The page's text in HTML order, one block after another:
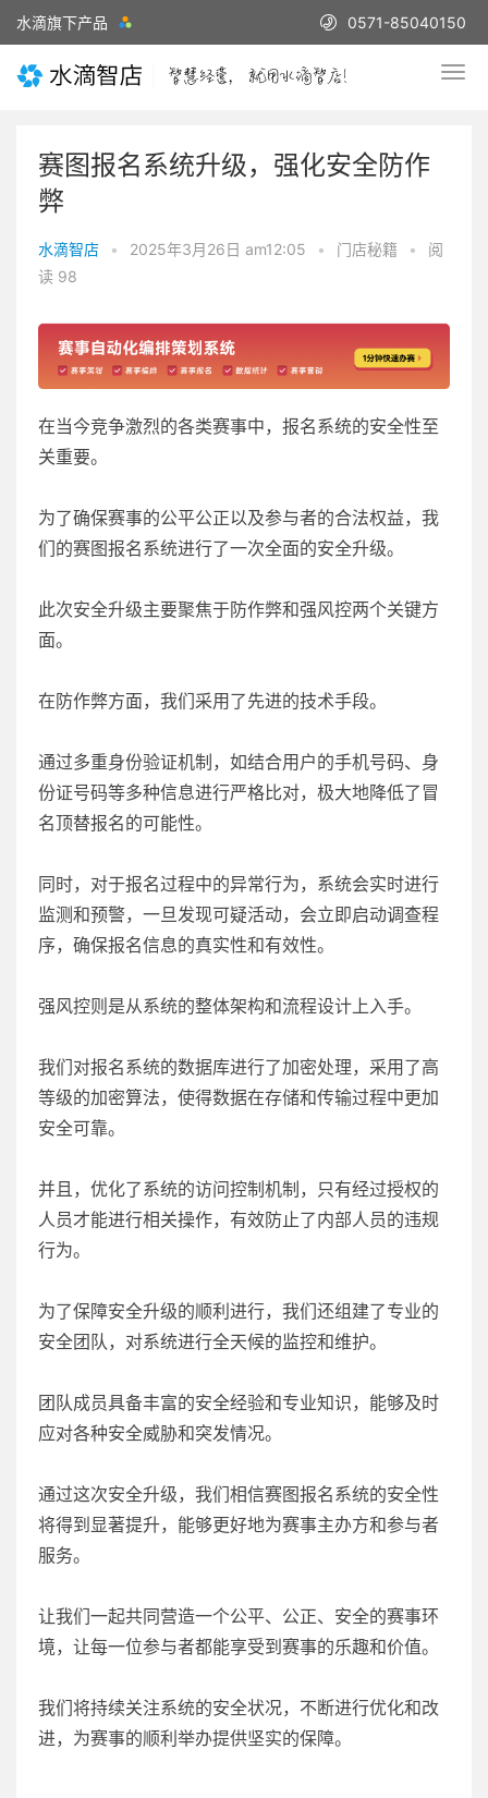
水滴旗下产品 0571-85040150
赛图报名系统升级，强化安全防作
弊
水滴智店 • 2025年3月26日 am12:05 • 门店秘籍 •
阅
读 98
在当今竞争激烈的各类赛事中，报名系统的安全性至
关重要。
为了确保赛事的公平公正以及参与者的合法权益，我
们的赛图报名系统进行了一次全面的安全升级。
此次安全升级主要聚焦于防作弊和强风控两个关键方
面。
在防作弊方面，我们采用了先进的技术手段。
通过多重身份验证机制，如结合用户的手机号码、身
份证号码等多种信息进行严格比对，极大地降低了冒
名顶替报名的可能性。
同时，对于报名过程中的异常行为，系统会实时进行
监测和预警，一旦发现可疑活动，会立即启动调查程
序，确保报名信息的真实性和有效性。
强风控则是从系统的整体架构和流程设计上入手。
我们对报名系统的数据库进行了加密处理，采用了高
等级的加密算法，使得数据在存储和传输过程中更加
安全可靠。
并且，优化了系统的访问控制机制，只有经过授权的
人员才能进行相关操作，有效防止了内部人员的违规
行为。
为了保障安全升级的顺利进行，我们还组建了专业的
安全团队，对系统进行全天候的监控和维护。
团队成员具备丰富的安全经验和专业知识，能够及时
应对各种安全威胁和突发情况。
通过这次安全升级，我们相信赛图报名系统的安全性
将得到显著提升，能够更好地为赛事主办方和参与者
服务。
让我们一起共同营造一个公平、公正、安全的赛事环
境，让每一位参与者都能享受到赛事的乐趣和价值。
我们将持续关注系统的安全状况，不断进行优化和改
进，为赛事的顺利举办提供坚实的保障。